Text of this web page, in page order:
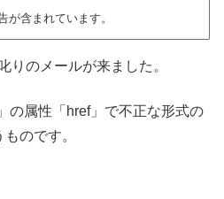
が含まれています。
りのメールが来ました。
の属性「href」で不正な形式の
のです。